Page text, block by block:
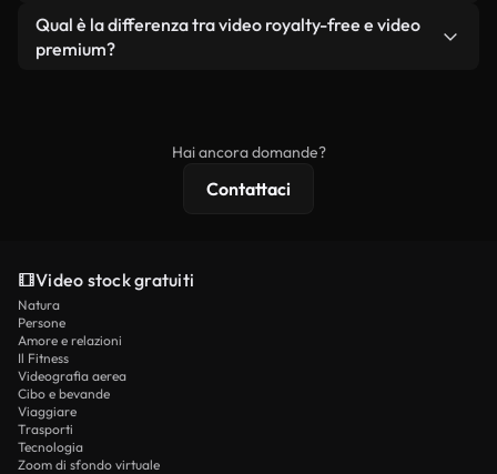
filigrane. Avrai a disposizione filmati puliti e pronti
all'uso.
Sì. Siete liberi di tagliare, ritagliare o remixare i
nostri video. Assicuratevi solo che il prodotto
Qual è la differenza tra video royalty-free e video
premium?
Hai ancora domande?
Contattaci
Video stock gratuiti
Natura
Persone
Amore e relazioni
Il Fitness
Videografia aerea
Cibo e bevande
Viaggiare
Trasporti
Tecnologia
Zoom di sfondo virtuale